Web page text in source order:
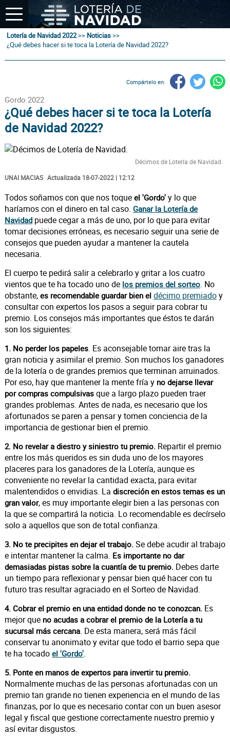
Lotería de Navidad 2022>> Noticias>>
¿Qué debes hacer si te toca la Lotería de Navidad 2022?
Compártelo en:
Gordo 2022
¿Qué debes hacer si te toca la Lotería
de Navidad 2022?
Décimos de Lotería de Navidad.
UNAI MACIAS Actualizada 18-07-2022 | 12:12
Todos soñamos con que nos toque el 'Gordo'y lo que
haríamos con el dinero en tal caso. Ganar la Loteríade
Navidadpuede cegar a más de uno, por lo que para evitar
tomar decisiones erróneas, es necesario seguir una serie de
consejos que pueden ayudar a mantener la cautela
necesaria.
El cuerpo te pedirá salir a celebrarlo y gritar a los cuatro
vientos que te ha tocado uno de los premios del sorteo. No
obstante, es recomendable guardar bien el décimo premiadoy
consultar con expertos los pasos a seguir para cobrar tu
premio. Los consejos más importantes que éstos te darán
son los siguientes:
1. No perder los papeles. Es aconsejable tomar aire tras la
gran noticia y asimilar el premio. Son muchos los ganadores
de la lotería o de grandes premios que terminan arruinados.
Por eso, hay que mantener la mente fría y no dejarse llevar
por compras compulsivasque a largo plazo pueden traer
grandes problemas. Antes de nada, es necesario que los
afortunados se paren a pensar y tomen conciencia de la
importancia de gestionar bien el premio.
2. No revelar a diestro y siniestro tu premio.Repartir el premio
entre los más queridos es sin duda uno de los mayores
placeres para los ganadores de la Lotería, aunque es
conveniente no revelar la cantidad exacta, para evitar
malentendidos o envidias. La discreción en estos temas es un
gran valor, es muy importante elegir bien a las personas con
la que se compartirá la noticia. Lo recomendable es decírselo
solo a aquellos que son de total confianza.
3. No te precipites en dejar el trabajo. Se debe acudir al trabajo
e intentar mantener la calma. Es importante no dar
demasiadas pistas sobre la cuantía de tu premio.Debes darte
un tiempo para reflexionar y pensar bien qué hacer con tu
futuro tras resultar agraciado en el Sorteo de Navidad.
4. Cobrar el premio en una entidad donde no te conozcan.Es
mejor que no acudas a cobrar el premio de la Lotería a tu
sucursal más cercana. De esta manera, será más fácil
conservar tu anonimato y evitar que todo el barrio sepa que
te ha tocado el 'Gordo'.
5. Ponte en manos de expertos para invertir tu premio.
Normalmente muchas de las personas afortunadas con un
premio tan grande no tienen experiencia en el mundo de las
finanzas, por lo que es necesario contar con un buen asesor
legal y fiscal que gestione correctamente nuestro premio y
así evitar disgustos.